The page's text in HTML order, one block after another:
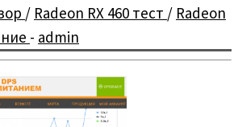
/ Radeon RX 460 тест / Radeon
- admin